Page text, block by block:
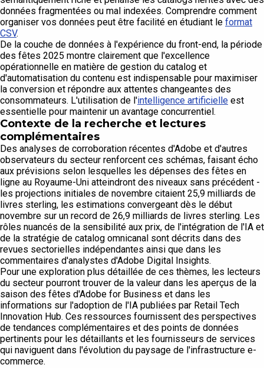
données fragmentées ou mal indexées. Comprendre comment
organiser vos données peut être facilité en étudiant le format
CSV.
De la couche de données à l'expérience du front-end, la période
des fêtes 2025 montre clairement que l'excellence
opérationnelle en matière de gestion du catalog et
d'automatisation du contenu est indispensable pour maximiser
la conversion et répondre aux attentes changeantes des
consommateurs. L'utilisation de l'intelligence artificielle est
essentielle pour maintenir un avantage concurrentiel.
Contexte de la recherche et lectures
complémentaires
Des analyses de corroboration récentes d'Adobe et d'autres
observateurs du secteur renforcent ces schémas, faisant écho
aux prévisions selon lesquelles les dépenses des fêtes en
ligne au Royaume-Uni atteindront des niveaux sans précédent -
les projections initiales de novembre citaient 25,9 milliards de
livres sterling, les estimations convergeant dès le début
novembre sur un record de 26,9 milliards de livres sterling. Les
rôles nuancés de la sensibilité aux prix, de l'intégration de l'IA et
de la stratégie de catalog omnicanal sont décrits dans des
revues sectorielles indépendantes ainsi que dans les
commentaires d'analystes d'Adobe Digital Insights.
Pour une exploration plus détaillée de ces thèmes, les lecteurs
du secteur pourront trouver de la valeur dans les aperçus de la
saison des fêtes d'Adobe for Business et dans les
informations sur l'adoption de l'IA publiées par Retail Tech
Innovation Hub. Ces ressources fournissent des perspectives
de tendances complémentaires et des points de données
pertinents pour les détaillants et les fournisseurs de services
qui naviguent dans l'évolution du paysage de l'infrastructure e-
commerce.